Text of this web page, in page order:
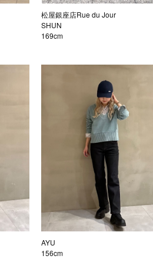
松屋銀座店Rue du Jour
SHUN
169cm
AYU
156cm